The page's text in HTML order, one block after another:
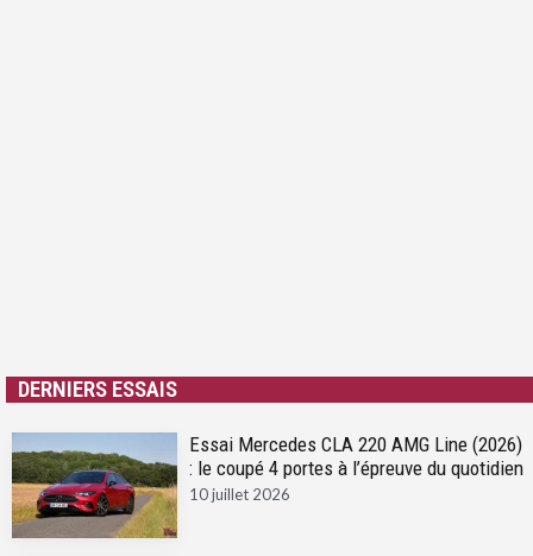
DERNIERS ESSAIS
Essai Mercedes CLA 220 AMG Line (2026)
: le coupé 4 portes à l’épreuve du quotidien
10 juillet 2026